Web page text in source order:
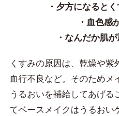
・夕方になると
・血色感
・なんだか肌
くすみの原因は、乾燥や紫
血行不良など。そのためメ
うるおいを補給してあげる
てベースメイクはうるおい